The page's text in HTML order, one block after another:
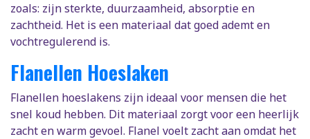
zoals: zijn sterkte, duurzaamheid, absorptie en
zachtheid. Het is een materiaal dat goed ademt en
vochtregulerend is.
Flanellen Hoeslaken
Flanellen hoeslakens zijn ideaal voor mensen die het
snel koud hebben. Dit materiaal zorgt voor een heerlijk
zacht en warm gevoel. Flanel voelt zacht aan omdat het